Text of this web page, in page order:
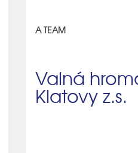
A TEAM
Valná
Klatovy z.s.